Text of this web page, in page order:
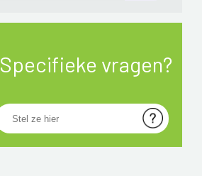
Specifieke vragen?